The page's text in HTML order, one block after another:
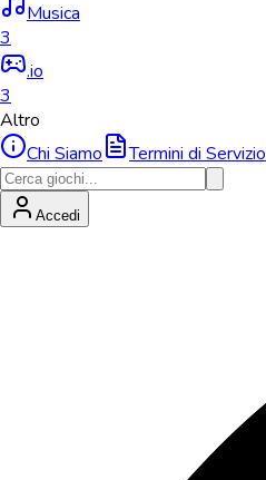
Musica
3
.io
3
Altro
Chi Siamo
Termini di Servizio
Accedi